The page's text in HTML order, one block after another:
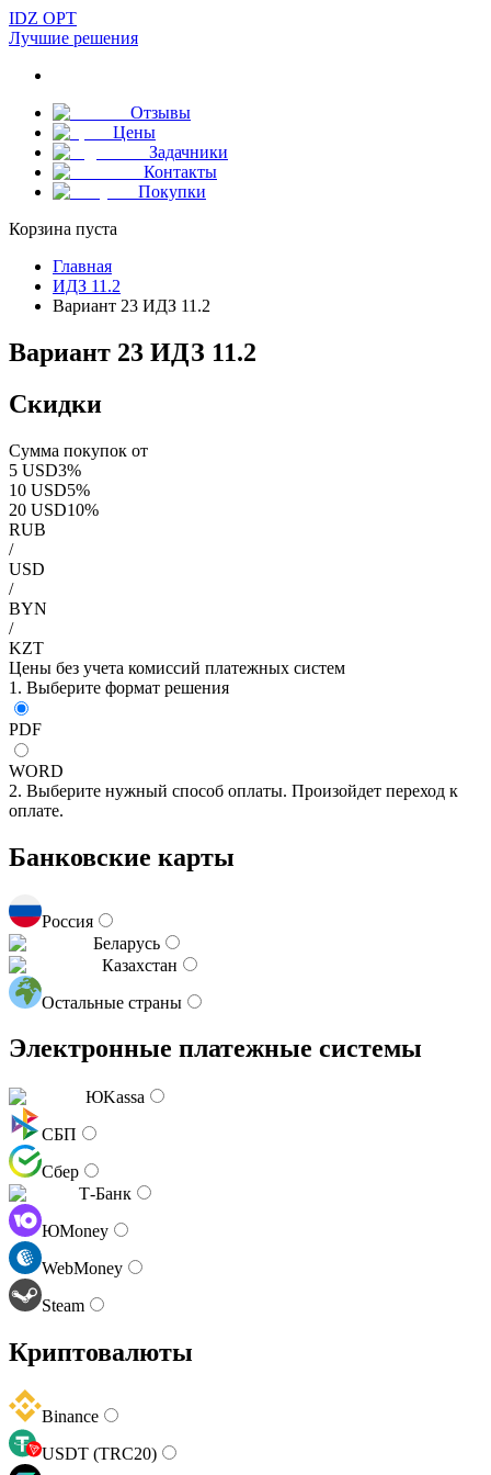
IDZ OPT
Лучшие решения
Отзывы
Цены
Задачники
Контакты
Покупки
Корзина пуста
Главная
ИДЗ 11.2
Вариант 23 ИДЗ 11.2
Вариант 23 ИДЗ 11.2
Скидки
Сумма покупок от
5 USD3%
10 USD5%
20 USD10%
RUB
/
USD
/
BYN
/
KZT
Цены без учета комиссий платежных систем
1. Выберите формат решения
PDF
WORD
2. Выберите нужный способ оплаты. Произойдет переход к
оплате.
Банковские карты
Россия
Беларусь
Казахстан
Остальные страны
Электронные платежные системы
ЮKassa
СБП
Сбер
Т-Банк
ЮMoney
WebMoney
Steam
Криптовалюты
Binance
USDT (TRC20)